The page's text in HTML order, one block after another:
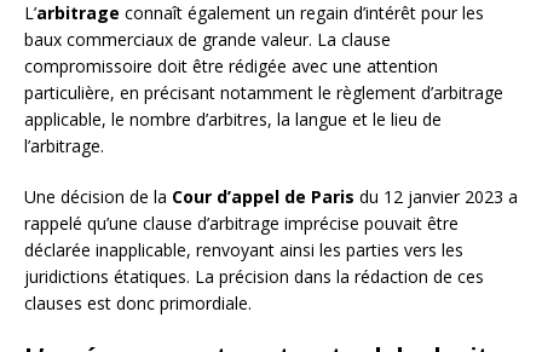
L’arbitrage connaît également un regain d’intérêt pour les
baux commerciaux de grande valeur. La clause
compromissoire doit être rédigée avec une attention
particulière, en précisant notamment le règlement d’arbitrage
applicable, le nombre d’arbitres, la langue et le lieu de
l’arbitrage.
Une décision de la Cour d’appel de Paris du 12 janvier 2023 a
rappelé qu’une clause d’arbitrage imprécise pouvait être
déclarée inapplicable, renvoyant ainsi les parties vers les
juridictions étatiques. La précision dans la rédaction de ces
clauses est donc primordiale.